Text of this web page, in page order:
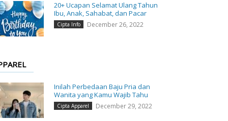
20+ Ucapan Selamat Ulang Tahun
Ibu, Anak, Sahabat, dan Pacar
Cipta Info December 26, 2022
Inilah Perbedaan Baju Pria dan
Wanita yang Kamu Wajib Tahu
Cipta Apparel December 29, 2022